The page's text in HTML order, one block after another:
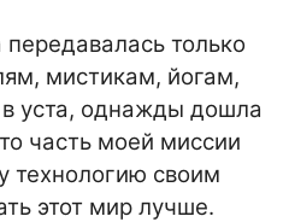
только
мистикам, йогам,
уста, однажды дошла
часть моей миссии
технологию своим
этот мир лучше.